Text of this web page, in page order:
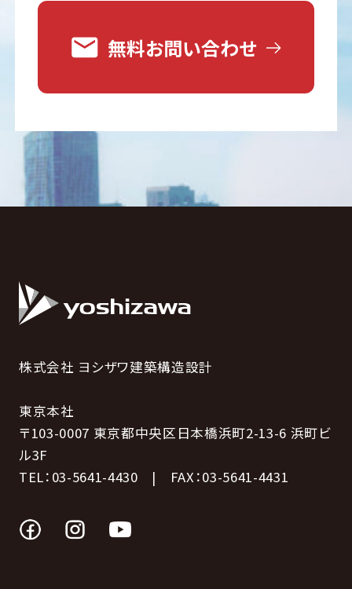
無料お問い合わせ
株式会社 ヨシザワ建築構造設計
東京本社
〒103-0007 東京都中央区日本橋浜町2-13-6 浜町ビ
ル3F
TEL：03-5641-4430 | FAX：03-5641-4431